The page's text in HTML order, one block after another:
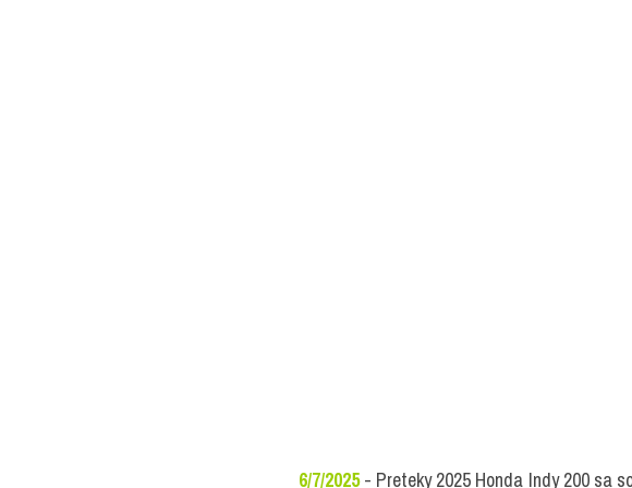
6/7/2025 - Preteky 2025 Honda Indy 200 sa